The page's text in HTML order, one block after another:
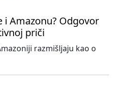
i Amazonu? Odgovor
priči
razmišljaju kao o